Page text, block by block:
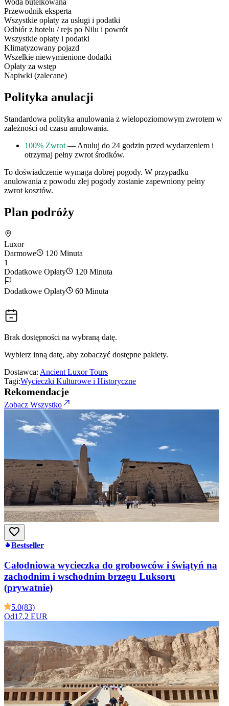
Woda butelkowana
Przewodnik eksperta
Wszystkie opłaty za usługi i podatki
Odbiór z hotelu / rejs po Nilu i powrót
Wszystkie opłaty i podatki
Klimatyzowany pojazd
Wszelkie niewymienione dodatki
Opłaty za wstęp
Napiwki (zalecane)
Polityka anulacji
Standardowa polityka anulowania z wielopoziomowym zwrotem w
zależności od czasu anulowania.
100% Zwrot — Anuluj do 24 godzin przed wydarzeniem i
otrzymaj pełny zwrot środków.
To doświadczenie wymaga dobrej pogody. W przypadku
anulowania z powodu złej pogody zostanie zapewniony pełny
zwrot kosztów.
Plan podróży
Luxor
Darmowe
120 Minuta
1
Dodatkowe Opłaty
120 Minuta
Dodatkowe Opłaty 60 Minuta
Brak dostępności na wybraną datę.
Wybierz inną datę, aby zobaczyć dostępne pakiety.
Dostawca: Ancient Luxor Tours
Tagi:Wycieczki Kulturowe i Historyczne
Rekomendacje
Zobacz Wszystko
Bestseller
Całodniowa wycieczka do grobowców i świątyń na
zachodnim i wschodnim brzegu Luksoru
(prywatnie)
5.0(83)
Od17.2 EUR